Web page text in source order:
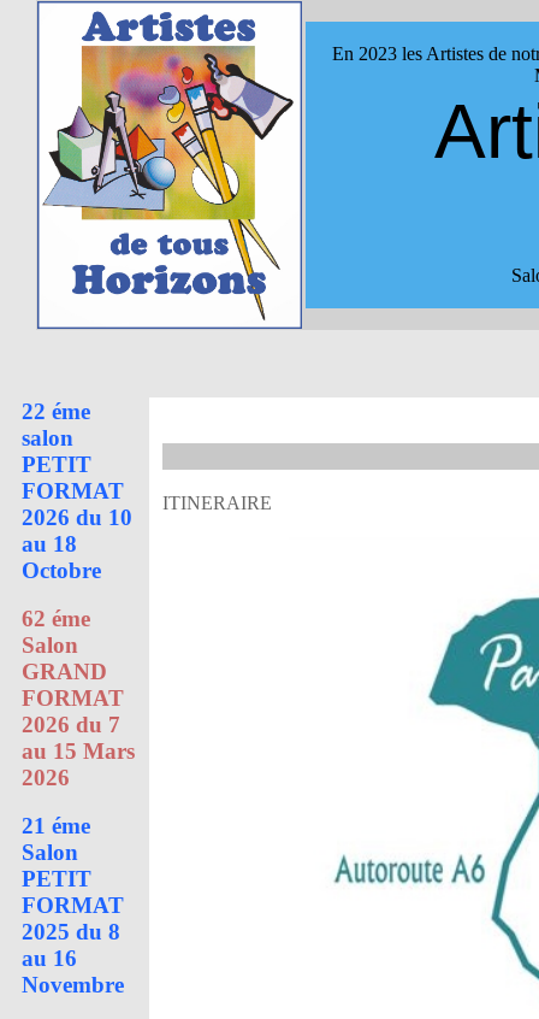
En 2023 les Artistes de
22 éme
salon
PETIT
FORMAT
2026 du 10
au 18
Octobre
62 éme
Salon
GRAND
FORMAT
2026 du 7
au 15 Mars
2026
21 éme
Salon
PETIT
FORMAT
2025 du 8
au 16
Novembre
ITINERAIRE